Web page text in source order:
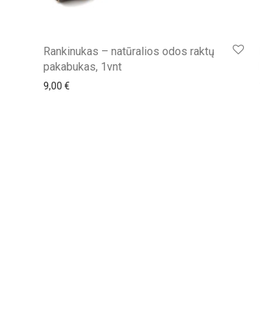
Rankinukas – natūralios odos raktų
pakabukas, 1vnt
9,00 €